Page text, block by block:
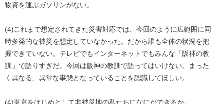
物資を運ぶガソリンがない。
(4)これまで想定されてきた災害対応では、今回のように広範囲に同
時多発的な被災を想定していなかった。だから誰も全体の状況を把
握できていない。テレビでもインターネットでもみんな「阪神の教
訓」で語りすぎだ。今回は阪神の教訓で語ってはいけない。まった
く異なる、異常な事態となっていることを認識してほしい。
(4)東京をはじめとして非被災地の私たちになにができるか。